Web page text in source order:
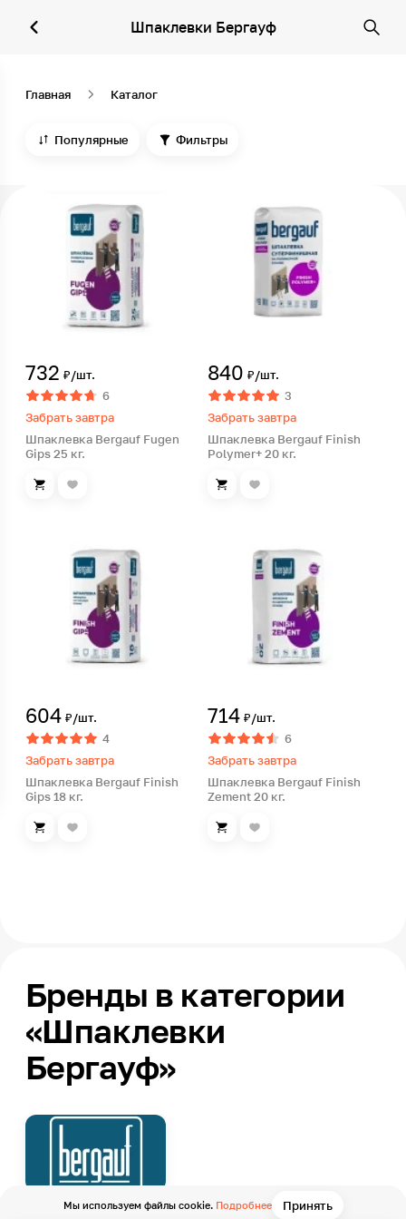
Шпаклевки Бергауф
Главная Каталог
Популярные Фильтры
732 ₽/шт.
6
Забрать завтра
Шпаклевка Bergauf Fugen
Gips 25 кг.
840 ₽/шт.
3
Забрать завтра
Шпаклевка Bergauf Finish
Polymer+ 20 кг.
604 ₽/шт.
4
Забрать завтра
Шпаклевка Bergauf Finish
Gips 18 кг.
714 ₽/шт.
6
Забрать завтра
Шпаклевка Bergauf Finish
Zement 20 кг.
Бренды в категории
«Шпаклевки
Бергауф»
Мы используем файлы cookie. Подробнее Принять